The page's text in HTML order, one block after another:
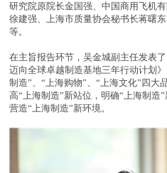
研究院原院长金国强、中国商用飞机
徐建强、上海市质量协会秘书长蒋曙
等。
在主旨报告环节，吴金城副主任发表
迈向全球卓越制造基地三年行动计划
制造”、“上海购物”、“上海文化”四大
高“上海制造”新站位，明确“上海制造
营造“上海制造”新环境。